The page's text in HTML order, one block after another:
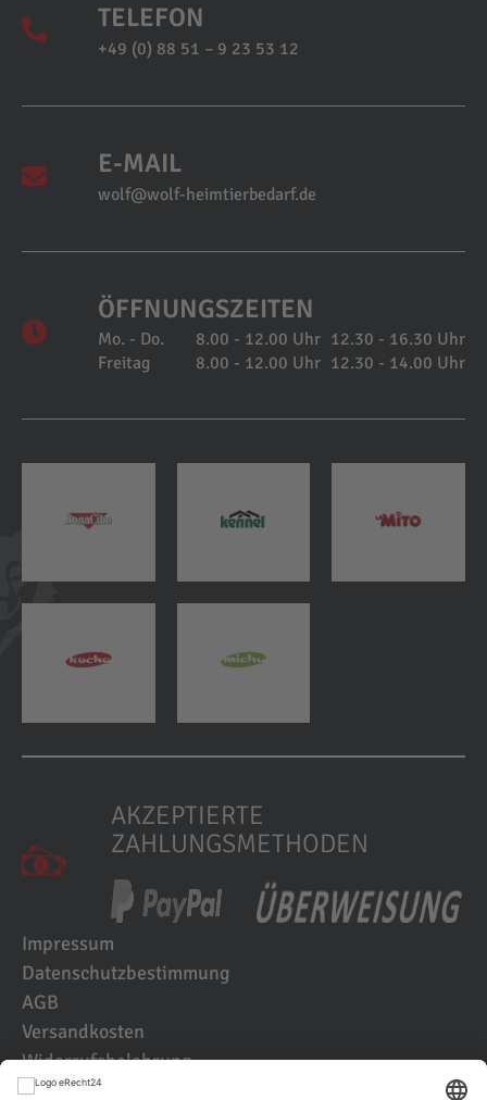
TELEFON
+49 (0) 88 51 – 9 23 53 12
E-MAIL
wolf@wolf-heimtierbedarf.de
ÖFFNUNGSZEITEN
Mo. - Do. 8.00 - 12.00 Uhr 12.30 - 16.30 Uhr
Freitag
8.00 - 12.00 Uhr 12.30 - 14.00 Uhr
AKZEPTIERTE
ZAHLUNGSMETHODEN
Impressum
Datenschutzbestimmung
AGB
Versandkosten
Widerrufsbelehrung
Kundenbewertungen